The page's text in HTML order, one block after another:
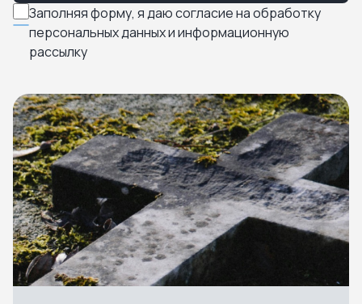
Заполняя форму, я даю согласие на обработку
персональных данных и информационную
рассылку